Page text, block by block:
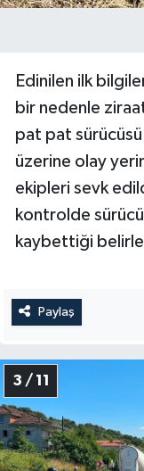
Edinilen ilk
bir nedenle ziraat
pat pat sürücüsü
üzerine olay
ekipleri sevk
kontrolde
kaybettiği
Paylaş
3 / 11